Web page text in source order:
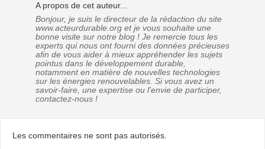
A propos de cet auteur...
Bonjour, je suis le directeur de la rédaction du site
www.acteurdurable.org et je vous souhaite une
bonne visite sur notre blog ! Je remercie tous les
experts qui nous ont fourni des données précieuses
afin de vous aider à mieux appréhender les sujets
pointus dans le développement durable,
notamment en matière de nouvelles technologies
sur les énergies renouvelables. Si vous avez un
savoir-faire, une expertise ou l'envie de participer,
contactez-nous !
Les commentaires ne sont pas autorisés.